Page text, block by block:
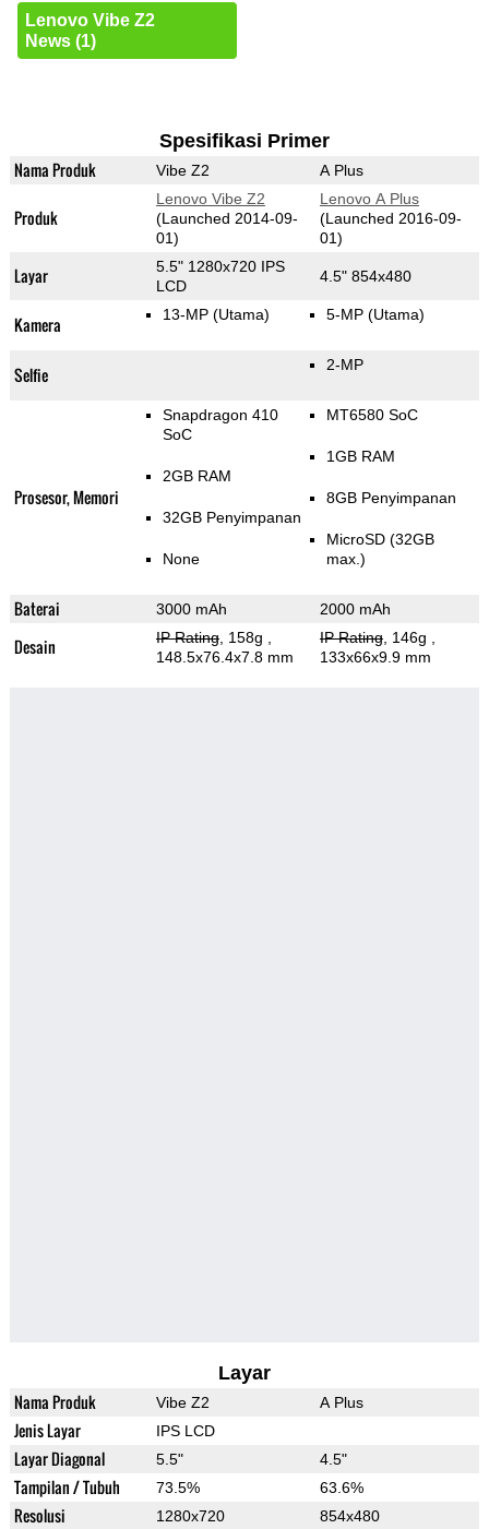
Lenovo Vibe Z2
News (1)
Spesifikasi Primer
Nama Produk Vibe Z2 A Plus
Produk
Lenovo Vibe Z2
(Launched 2014-09-
01)
Lenovo A Plus
(Launched 2016-09-
01)
Layar
5.5" 1280x720 IPS
LCD
4.5" 854x480
Kamera 13-MP (Utama) 5-MP (Utama)
Selfie 2-MP
Prosesor, Memori
Snapdragon 410
SoC
2GB RAM
32GB Penyimpanan
None
MT6580 SoC
1GB RAM
8GB Penyimpanan
MicroSD (32GB
max.)
Baterai 3000 mAh 2000 mAh
Desain IP Rating, 158g
148.5x76.4x7.8 mm
IP Rating, 146g
133x66x9.9 mm
Layar
Nama Produk Vibe Z2 A Plus
Jenis Layar IPS LCD
Layar Diagonal 5.5" 4.5"
Tampilan / Tubuh 73.5% 63.6%
Resolusi 1280x720 854x480